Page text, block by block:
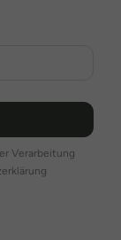
zugleich
und hohem
Verarbeitung